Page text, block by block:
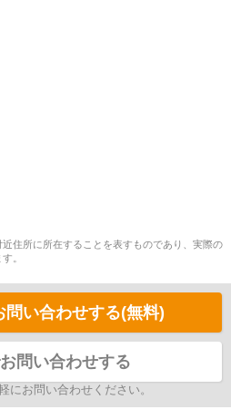
住所に所在することを表すものであり、実際の
。
問い合わせする(無料)
問い合わせする
にお問い合わせください。